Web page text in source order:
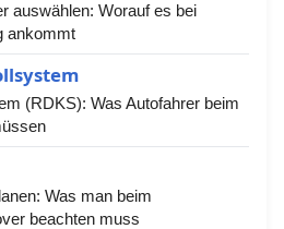
auswählen: Worauf es bei
ankommt
(RDKS): Was Autofahrer beim
Was man beim
beachten muss